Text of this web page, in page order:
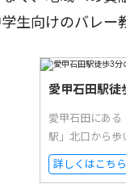
生向けのバレー
愛甲石田駅徒
愛甲石田にある
駅」北口から歩
詳しくはこちら